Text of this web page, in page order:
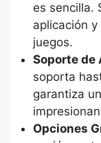
es sencilla.
aplicación
juegos.
Soporte de
soporta
garantiza
Opciones